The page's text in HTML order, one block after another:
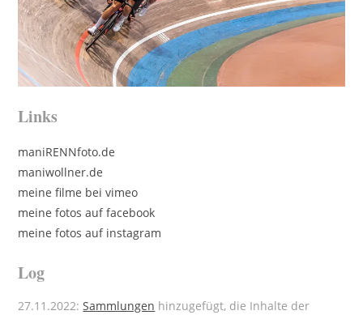
Links
maniRENNfoto.de
maniwollner.de
meine filme bei vimeo
meine fotos auf facebook
meine fotos auf instagram
Log
27.11.2022:Sammlungen hinzugefügt, die Inhalte der